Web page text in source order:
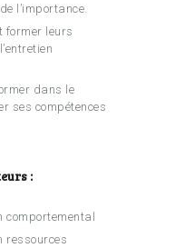
l’importance.
former leurs
dans le
ses compétences
:
comportemental
ressources